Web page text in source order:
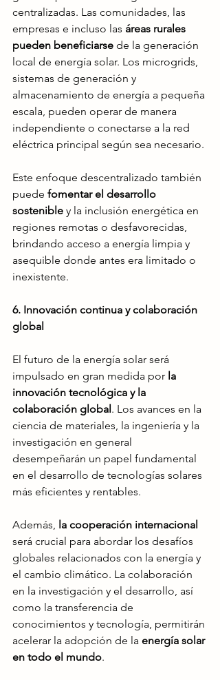
centralizadas. Las comunidades, las
empresas e incluso las áreas rurales
pueden beneficiarse de la generación
local de energía solar. Los microgrids,
sistemas de generación y
almacenamiento de energía a pequeña
escala, pueden operar de manera
independiente o conectarse a la red
eléctrica principal según sea necesario.
Este enfoque descentralizado también
puede fomentar el desarrollo
sostenible y la inclusión energética en
regiones remotas o desfavorecidas,
brindando acceso a energía limpia y
asequible donde antes era limitado o
inexistente.
6. Innovación continua y colaboración
global
El futuro de la energía solar será
impulsado en gran medida por la
innovación tecnológica y la
colaboración global. Los avances en la
ciencia de materiales, la ingeniería y la
investigación en general
desempeñarán un papel fundamental
en el desarrollo de tecnologías solares
más eficientes y rentables.
Además, la cooperación internacional
será crucial para abordar los desafíos
globales relacionados con la energía y
el cambio climático. La colaboración
en la investigación y el desarrollo, así
como la transferencia de
conocimientos y tecnología, permitirán
acelerar la adopción de la energía solar
en todo el mundo.